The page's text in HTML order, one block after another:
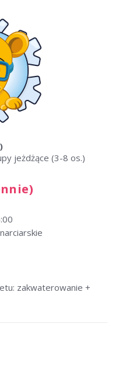
jeżdżące (3-8 os.)
zakwaterowanie +